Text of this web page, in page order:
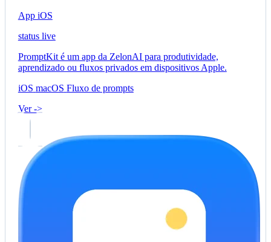
App iOS
status live
PromptKit é um app da ZelonAI para produtividade,
aprendizado ou fluxos privados em dispositivos Apple.
iOS macOS Fluxo de prompts
Ver ->